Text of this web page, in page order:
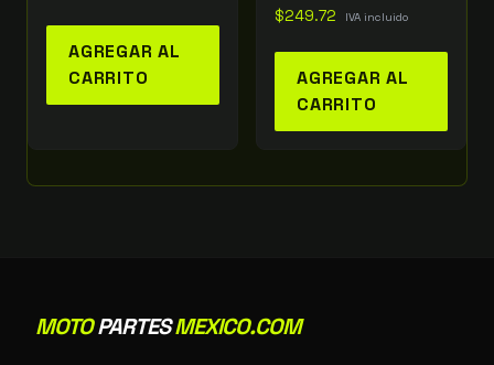
AGREGAR AL
CARRITO
$249.72 IVA incluido
AGREGAR AL
CARRITO
MOTOPARTESMEXICO.COM